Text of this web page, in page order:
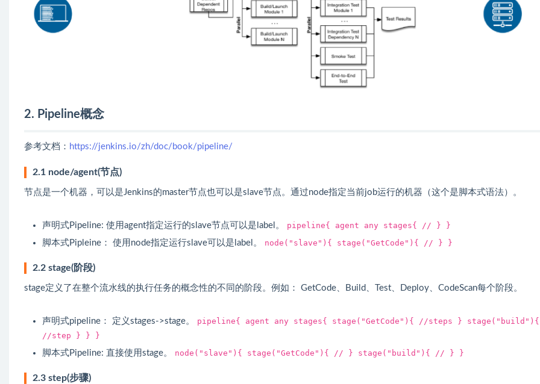
2. Pipeline概念
参考文档： https://jenkins.io/zh/doc/book/pipeline/
2.1 node/agent(节点)
节点是一个机器，可以是Jenkins的master节点也可以是slave节点。通过node指定当前job运行的机器（这个是脚本式语法）。
声明式Pipeline: 使用agent指定运行的slave节点可以是label。 pipeline{ agent any stages{ // } }
脚本式Pipleine： 使用node指定运行slave可以是label。 node("slave"){ stage("GetCode"){ // } }
2.2 stage(阶段)
stage定义了在整个流水线的执行任务的概念性的不同的阶段。例如： GetCode、Build、Test、Deploy、CodeScan每个阶段。
声明式pipeline： 定义stages->stage。 pipeline{ agent any stages{ stage("GetCode"){ //steps } stage("build"){
//step } } }
脚本式Pipeline: 直接使用stage。 node("slave"){ stage("GetCode"){ // } stage("build"){ // } }
2.3 step(步骤)